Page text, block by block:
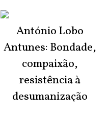
António Lobo
Antunes: Bondade,
compaixão,
resistência à
desumanização